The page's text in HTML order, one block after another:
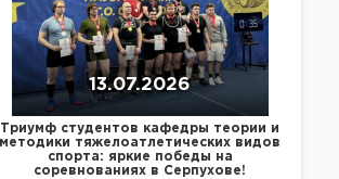
13.07.2026
Триумф студентов кафедры теории и
методики тяжелоатлетических видов
спорта: яркие победы на
соревнованиях в Серпухове!